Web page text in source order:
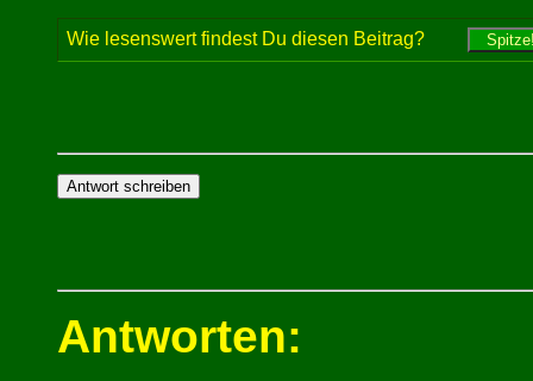
Wie lesenswert findest Du diesen Beitrag?
Antworten: